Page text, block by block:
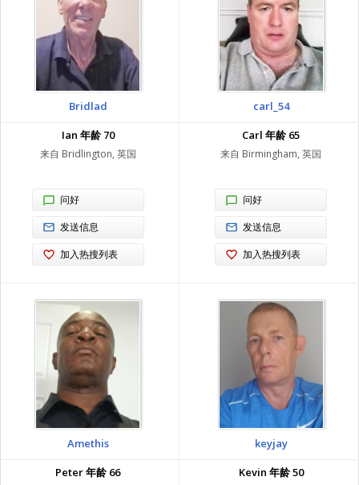
Bridlad
Ian 年龄 70
来自 Bridlington, 英国
问好
发送信息
加入热搜列表
carl_54
Carl 年龄 65
来自 Birmingham, 英国
问好
发送信息
加入热搜列表
Amethis
Peter 年龄 66
keyjay
Kevin 年龄 50